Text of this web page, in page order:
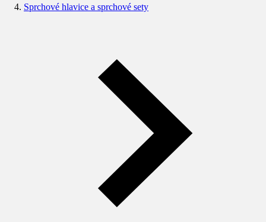
Sprchové hlavice a sprchové sety